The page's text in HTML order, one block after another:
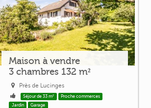
Maison à vendre
3 chambres 132 m²
Près de Lucinges
Séjour de 33 m²
Proche commerces
Jardin
Garage